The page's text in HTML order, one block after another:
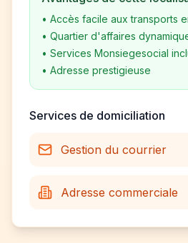
• Accès facile aux transports
• Quartier d'affaires
• Services Monsiegesocial
• Adresse prestigieuse
Services de domiciliation
Gestion du courrier
Adresse commerciale